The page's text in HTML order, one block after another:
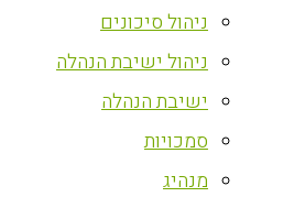
ניהול סיכונים
ניהול ישיבת הנהלה
ישיבת הנהלה
סמכויות
מנהיג